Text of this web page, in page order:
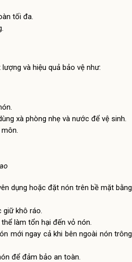
tối đa.
và hiệu quả bảo vệ như:
xà phòng nhẹ và nước để vệ sinh.
dụng hoặc đặt nón trên bề mặt bằng
khô ráo.
làm tổn hại đến vỏ nón.
mới ngay cả khi bên ngoài nón trông
để đảm bảo an toàn.